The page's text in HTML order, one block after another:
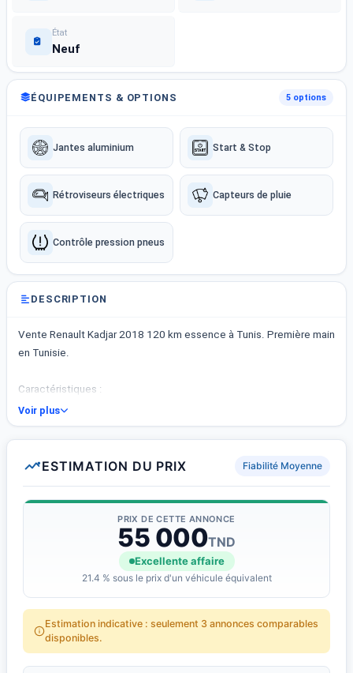
État
Neuf
ÉQUIPEMENTS & OPTIONS 5 options
Jantes aluminium Start & Stop
Rétroviseurs électriques Capteurs de pluie
Contrôle pression pneus
DESCRIPTION
Vente Renault Kadjar 2018 120 km essence à Tunis. Première main
en Tunisie.
Caractéristiques :
- Renault Kadjar (première main)
- Année : 2018
- Kilométrage : 120 km
- Carburant : Essence
- Carrosserie : SUV / 4x4
- Puissance fiscale : 7 CV
Contactez-nous pour plus d&amp;amp;#039;informations sur ce
Voir plus
ESTIMATION DU PRIX Fiabilité Moyenne
PRIX DE CETTE ANNONCE
55 000TND
Excellente affaire
21.4 % sous le prix d'un véhicule équivalent
Estimation indicative : seulement 3 annonces comparables
disponibles.